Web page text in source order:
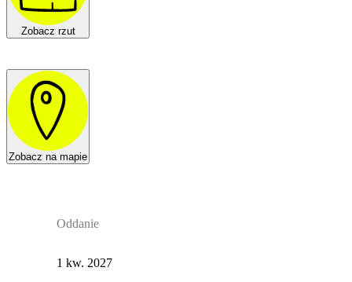
Zobacz rzut
Zobacz na mapie
Oddanie
1 kw. 2027